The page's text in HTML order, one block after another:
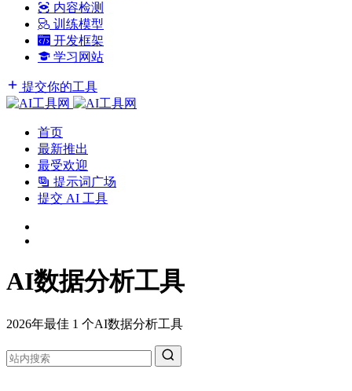
内容检测
训练模型
开发框架
学习网站
提交你的工具
首页
最新推出
最受欢迎
提示词广场
提交 AI 工具
AI数据分析工具
2026年最佳 1 个AI数据分析工具